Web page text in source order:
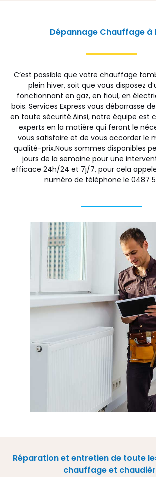
Dépannage Chauffage à
C’est possible que votre chauffage
plein hiver, soit que vous disposez
fonctionnant en gaz, en fioul, en
bois. Services Express vous débarrasse
en toute sécurité.Ainsi, notre équipe est
experts en la matière qui feront le
vous satisfaire et de vous accorder le
qualité-prix.Nous sommes disponibles
jours de la semaine pour une
efficace 24h/24 et 7j/7, pour cela
numéro de téléphone le 0487
Réparation et entretien de toute
chauffage et